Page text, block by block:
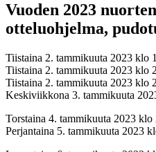
Vuoden 2023
otteluohjelma,
Tiistaina 2. tammikuuta 2023 klo
Tiistaina 2. tammikuuta 2023 klo
Tiistaina 2. tammikuuta 2023 klo
Keskiviikkona 3. tammikuuta
Torstaina 4. tammikuuta 2023 klo
Perjantaina 5. tammikuuta 2023